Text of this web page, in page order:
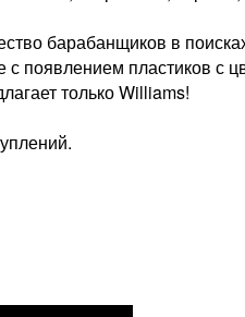
барабанщиков в
с появлением пластиков
только Williams!